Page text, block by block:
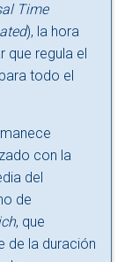
Time
), la hora
que regula el
todo el
con la
del
de
, que
de la duración